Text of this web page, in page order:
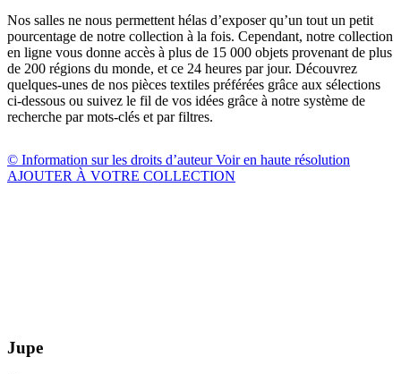
Nos salles ne nous permettent hélas d’exposer qu’un tout un petit
pourcentage de notre collection à la fois. Cependant, notre collection
en ligne vous donne accès à plus de 15 000 objets provenant de plus
de 200 régions du monde, et ce 24 heures par jour. Découvrez
quelques-unes de nos pièces textiles préférées grâce aux sélections
ci-dessous ou suivez le fil de vos idées grâce à notre système de
recherche par mots-clés et par filtres.
© Information sur les droits d’auteurVoir en haute résolution
AJOUTER À VOTRE COLLECTION
Jupe